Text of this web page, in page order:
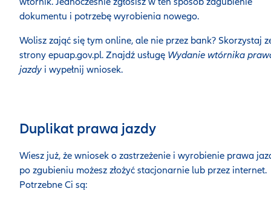
dokumentu i potrzebę wyrobienia nowego.
Wolisz zająć się tym online, ale nie przez bank? Skorzystaj
strony epuap.gov.pl. Znajdź usługę Wydanie wtórnika
jazdy i wypełnij wniosek.
Duplikat prawa jazdy
Wiesz już, że wniosek o zastrzeżenie i wyrobienie prawa
po zgubieniu możesz złożyć stacjonarnie lub przez internet.
Potrzebne Ci są: